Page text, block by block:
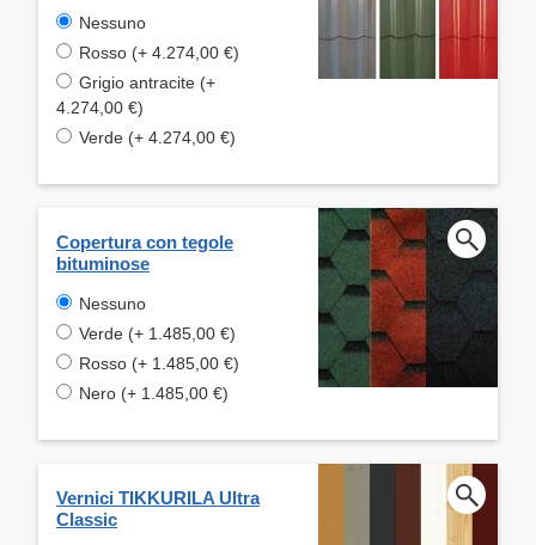
Nessuno
Rosso (+ 4.274,00 €)
Grigio antracite (+
4.274,00 €)
Verde (+ 4.274,00 €)
Copertura con tegole
bituminose
Nessuno
Verde (+ 1.485,00 €)
Rosso (+ 1.485,00 €)
Nero (+ 1.485,00 €)
Vernici TIKKURILA Ultra
Classic